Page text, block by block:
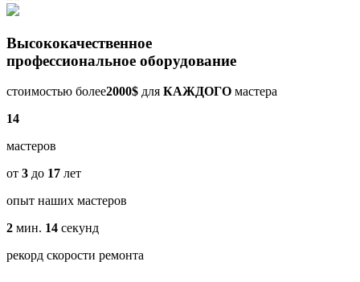
Высококачественное
профессиональное оборудование
стоимостью более2000$ для КАЖДОГО мастера
14
мастеров
от 3 до 17 лет
опыт наших мастеров
2 мин. 14 секунд
рекорд скорости ремонта